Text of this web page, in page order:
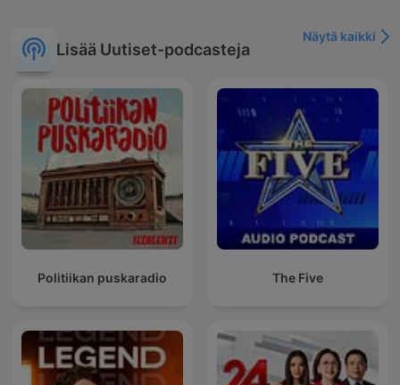
Lisää Uutiset-podcasteja
Näytä kaikki
Politiikan puskaradio The Five